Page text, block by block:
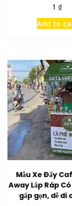
1 ₫
Add to
Mẫu Xe Đẩy
Away Lắp Ráp
gấp gọn, dễ di